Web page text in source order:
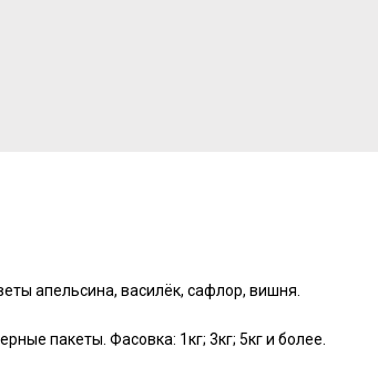
апельсина, василёк, сафлор, вишня.
пакеты. Фасовка: 1кг; 3кг; 5кг и более.